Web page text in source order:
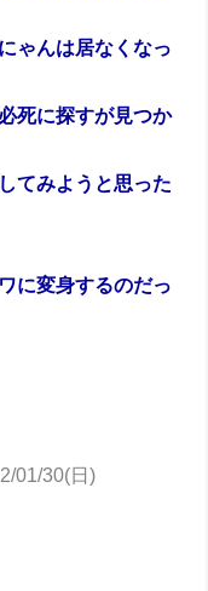
ゃんは居なくなっ
死に探すが見つか
てみようと思った
に変身するのだっ
01/30(日)